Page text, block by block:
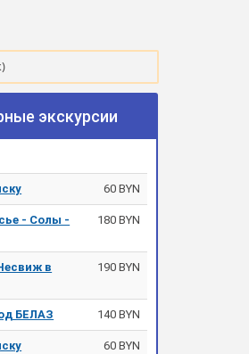
экскурсии
60 BYN
- Солы -
180 BYN
в
190 BYN
БЕЛАЗ 140 BYN
60 BYN